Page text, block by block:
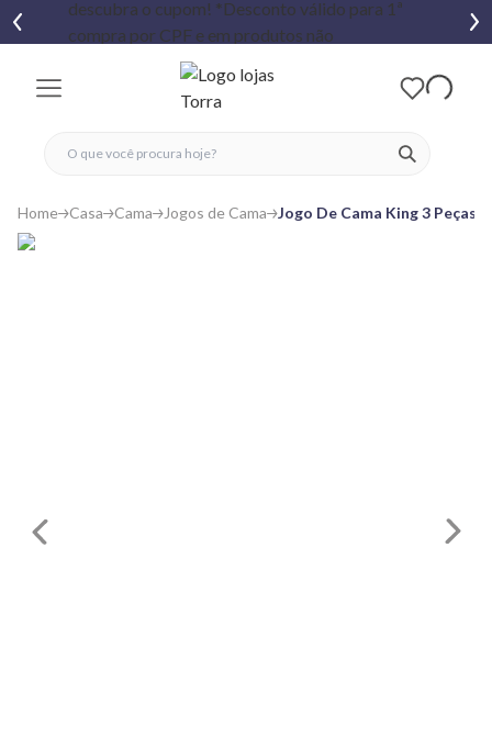
ver
fechar menu
fechar menu
favoritos
Home Casa Cama Jogos de Cama Jogo De Cama King 3 Peças